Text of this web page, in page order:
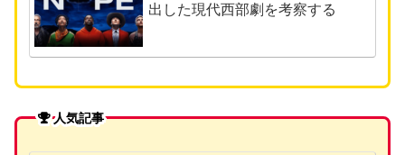
出した現代西部劇を考察する
人気記事